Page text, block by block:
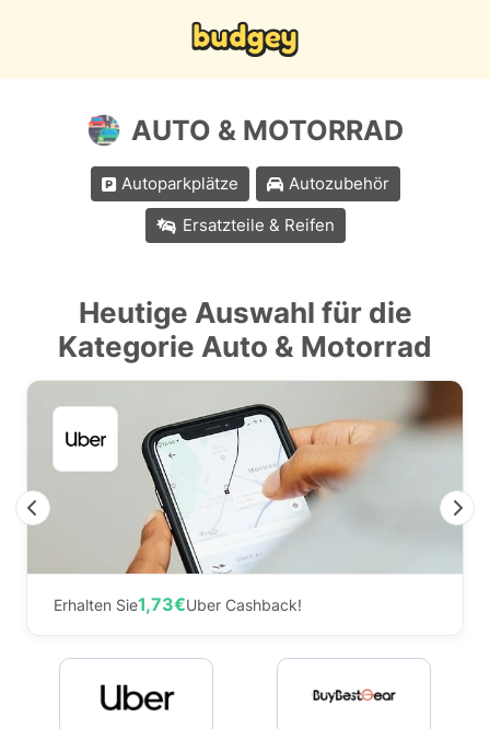
AUTO & MOTORRAD
Autoparkplätze
Autozubehör
Ersatzteile & Reifen
Heutige Auswahl für die
Kategorie Auto & Motorrad
Erhalten Sie1,73€Uber Cashback!
Previous